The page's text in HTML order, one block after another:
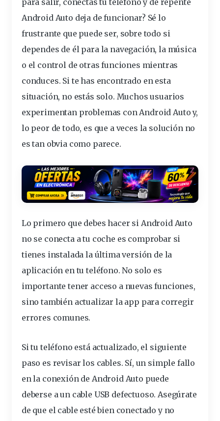
para salir, conectas tu teléfonoy de repente
Android Auto deja de funcionar? Sé lo
frustrante que puede ser, sobre todo si
dependes de él para la navegación, la música
o el control de otras funciones mientras
conduces. Si te has encontrado en esta
situación, no estás solo. Muchos usuarios
experimentan problemas con Android Auto y,
lo peor de todo, es que a veces la solución no
es tan obvia como parece.
Lo primero que debes hacer si Android Auto
no se conecta a tu coche es comprobar si
tienes instalada la última versión de la
aplicación en tu teléfono. No solo es
importante tener acceso a nuevas funciones,
sino también actualizar la app para corregir
errores comunes.
Si tu teléfono está actualizado, el siguiente
paso es revisar los cables. Sí, un simple fallo
en la conexión de Android Auto puede
deberse a un cable USB defectuoso. Asegúrate
de que el cable esté bien conectado y no